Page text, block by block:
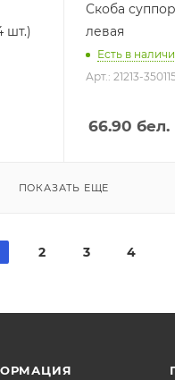
шт.)
Скоба
левая
Есть в
Арт.: 21213-
66.90 бел.
ПОКАЗАТЬ ЕЩЕ
2 3 4